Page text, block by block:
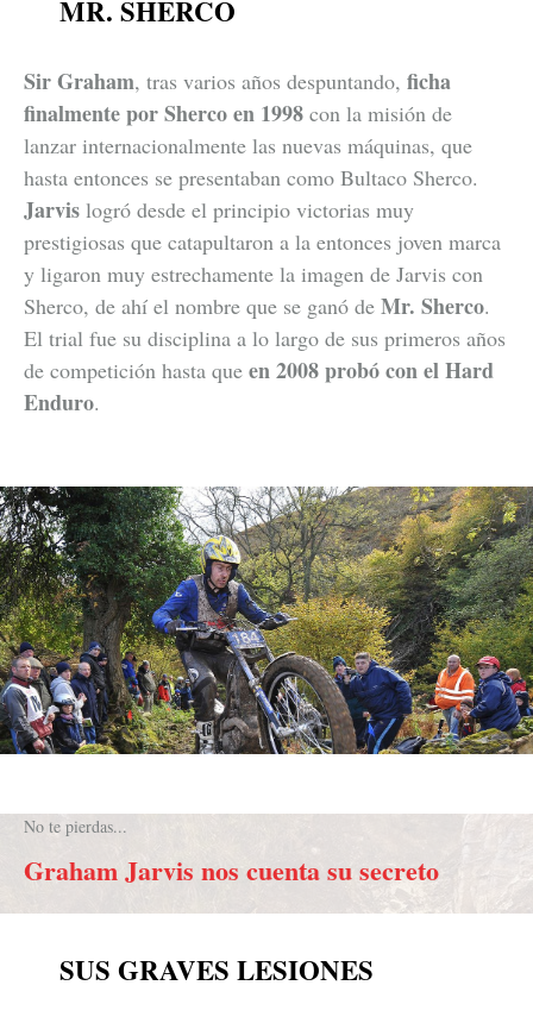
MR. SHERCO
Sir Graham, tras varios años despuntando, ficha
finalmente por Sherco en 1998 con la misión de
lanzar internacionalmente las nuevas máquinas, que
hasta entonces se presentaban como Bultaco Sherco.
Jarvis logró desde el principio victorias muy
prestigiosas que catapultaron a la entonces joven marca
y ligaron muy estrechamente la imagen de Jarvis con
Sherco, de ahí el nombre que se ganó de Mr. Sherco.
El trial fue su disciplina a lo largo de sus primeros años
de competición hasta que en 2008 probó con el Hard
Enduro.
No te pierdas...
Graham Jarvis nos cuenta su secreto
SUS GRAVES LESIONES